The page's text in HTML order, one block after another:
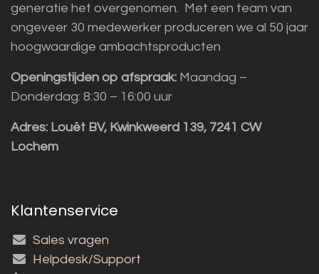
generatie het overgenomen. Met een team van
ongeveer 30 medewerker produceren we al 50 jaar
hoogwaardige ambachtsproducten
Openingstijden op afspraak: Maandag –
Donderdag: 8:30 – 16:00 uur
Adres: Louët BV, Kwinkweerd 139, 7241 CW
Lochem
Klantenservice
Sales vragen
Helpdesk/Support